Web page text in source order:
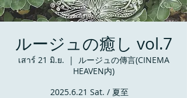
ルージュの癒し vol.7
เสาร์ 21 มิ.ย.
  |
ルージュの傳言(CINEMA
HEAVEN内)
2025.6.21 Sat. / 夏至